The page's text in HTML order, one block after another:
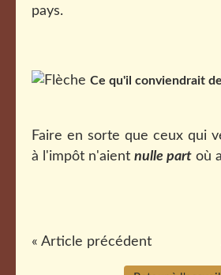
pays.
Ce qu'il conviendrait
Faire en sorte que ceux qui
à l'impôt n'aient nulle part où
« Article précédent